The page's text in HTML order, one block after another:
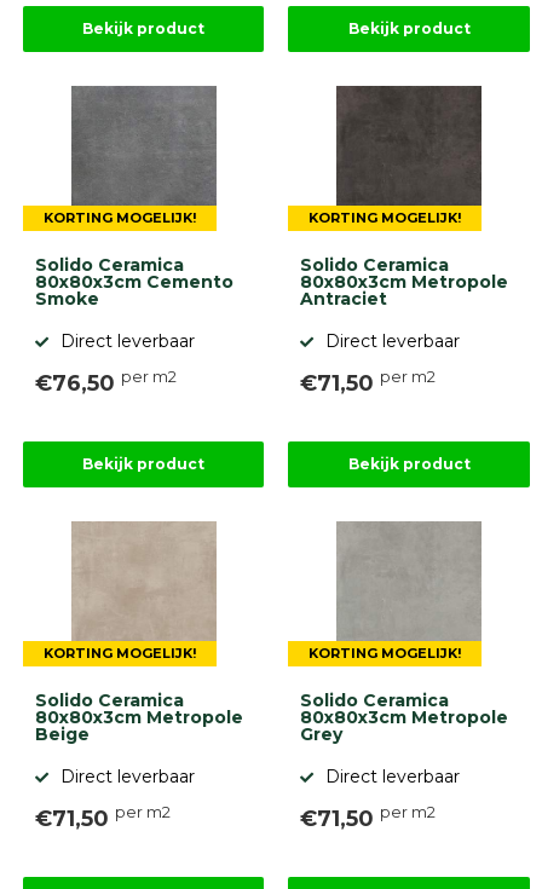
Bekijk product Bekijk product
KORTING MOGELIJK!
Solido Ceramica
80x80x3cm Cemento
Smoke
Direct leverbaar
€76,50 per m2
Bekijk product
KORTING MOGELIJK!
Solido Ceramica
80x80x3cm Metropole
Antraciet
Direct leverbaar
€71,50 per m2
Bekijk product
KORTING MOGELIJK!
Solido Ceramica
80x80x3cm Metropole
Beige
Direct leverbaar
€71,50 per m2
KORTING MOGELIJK!
Solido Ceramica
80x80x3cm Metropole
Grey
Direct leverbaar
€71,50 per m2